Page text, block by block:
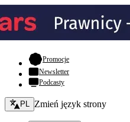
Promocje- otwiera się w nowej
Newsletter
Podcasty
Zmień język - bieżący:
PL Zmień język strony